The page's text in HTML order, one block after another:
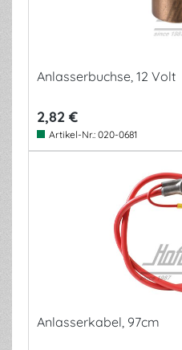
Anlasserbuchse, 12 Volt
2,82 €
Artikel-Nr.: 020-0681
Anlasserkabel, 97cm